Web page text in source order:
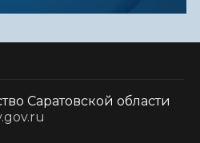
Саратовской области